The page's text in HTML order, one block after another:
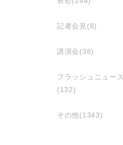
記者会見(8)
講演会(38)
フラッシュニュース
(132)
その他(1343)